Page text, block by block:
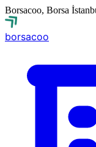
Borsacoo, Borsa
borsacoo